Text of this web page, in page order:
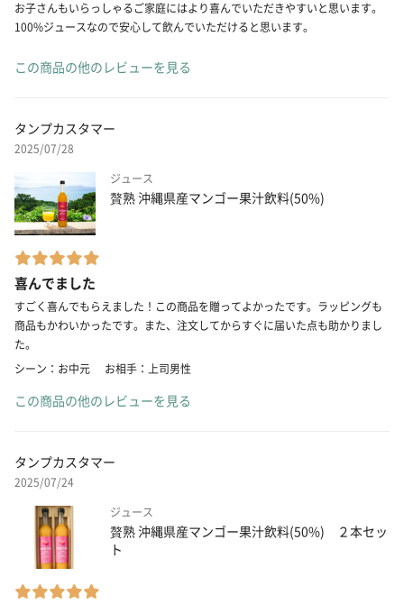
お子さんもいらっしゃるご家庭にはより喜んでいただきやすいと思います。
100%ジュースなので安心して飲んでいただけると思います。
この商品の他のレビューを見る
タンプカスタマー
2025/07/28
ジュース
贅熟 沖縄県産マンゴー果汁飲料(50%)
喜んでました
すごく喜んでもらえました！この商品を贈ってよかったです。ラッピングも
商品もかわいかったです。また、注文してからすぐに届いた点も助かりまし
た。
シーン：お中元
お相手：上司男性
この商品の他のレビューを見る
タンプカスタマー
2025/07/24
ジュース
贅熟 沖縄県産マンゴー果汁飲料(50%) ２本セッ
ト